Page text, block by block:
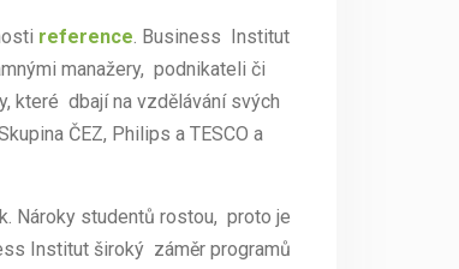
reference. Business Institut
manažery, podnikateli či
které dbají na vzdělávání svých
ČEZ, Philips a TESCO a
Nároky studentů rostou, proto je
Institut široký záměr programů